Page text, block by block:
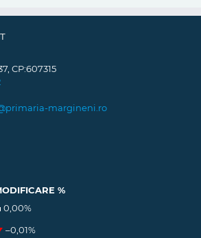
CP:607315
margineni.ro
%
0,00%
–0,01%